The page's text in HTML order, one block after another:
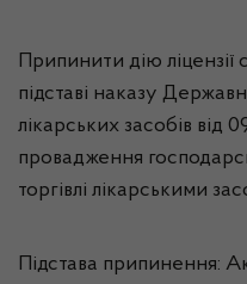
Припинити дію ліцензії
підставі наказу
лікарських засобів від
провадження
торгівлі лікарськими
Підстава припинення: